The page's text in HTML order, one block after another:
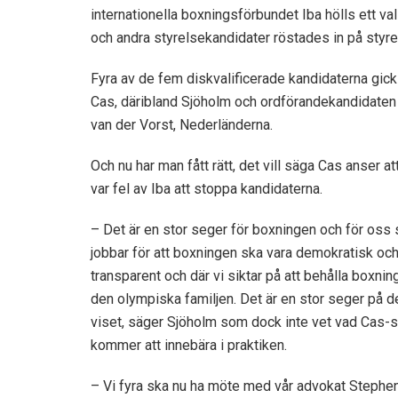
internationella boxningsförbundet Iba hölls ett
och andra styrelsekandidater röstades in på
Fyra av de fem diskvalificerade kandidaterna
Cas, däribland Sjöholm och
van der Vorst, Nederländerna.
Och nu har man fått rätt, det vill säga Cas anser
var fel av Iba att stoppa kandidaterna.
– Det är en stor seger för boxningen och för oss
jobbar för att boxningen ska vara demokratisk och
transparent och där vi siktar på att behålla
den olympiska familjen. Det är en stor seger på
viset, säger Sjöholm som dock inte vet vad Cas-
kommer att innebära i praktiken.
– Vi fyra ska nu ha möte med vår advokat